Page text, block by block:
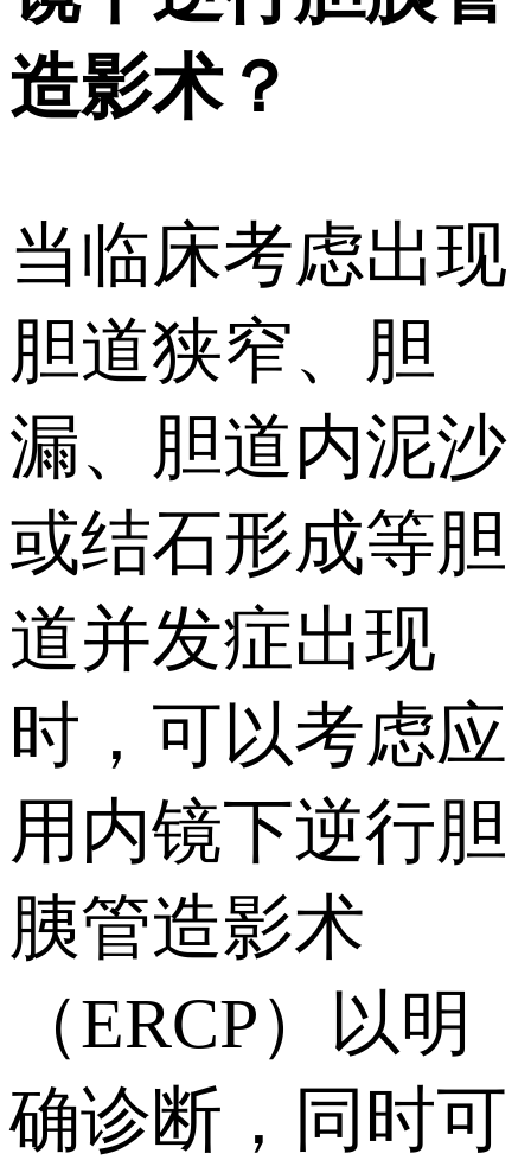
造影术？
当临床考虑出现
胆道狭窄、胆
漏、胆道内泥沙
或结石形成等胆
道并发症出现
时，可以考虑应
用内镜下逆行胆
胰管造影术
（ERCP）以明
确诊断，同时可